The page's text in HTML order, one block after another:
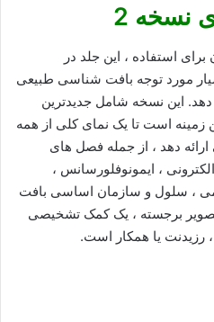
نسخه 2
استفاده ، این جلد در
مورد توجه بافت شناسی طبیعی
این نسخه شامل جدیدترین
زمینه است تا یک نمای کلی از همه
دهد ، از جمله فصل های
، ایمونوفلورسانس ،
، سلول و سازمان اساسی بافت
این مرجع با نزدیک به 1800 تصویر برجسته ، یک کمک تشخیصی
یا همکار است.